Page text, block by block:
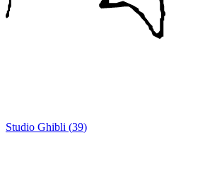
Studio Ghibli (39)